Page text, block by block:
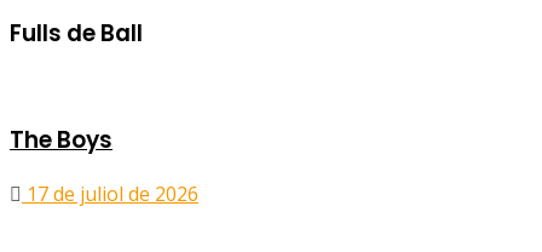
Fulls de Ball
The Boys
17 de juliol de 2026